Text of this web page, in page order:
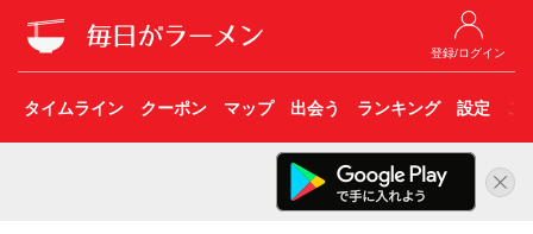
登録/ログイン
タイムライン クーポン マップ 出会う ランキング 設定 こ